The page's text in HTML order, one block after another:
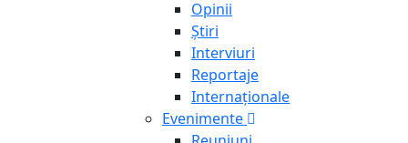
Opinii
Știri
Interviuri
Reportaje
Internaționale
Evenimente